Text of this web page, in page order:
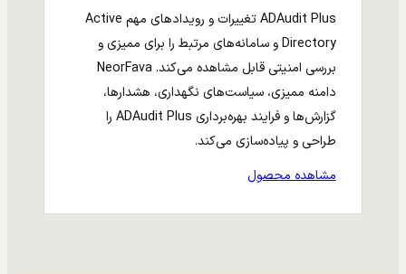
ADAudit Plus تغییرات و رویدادهای مهم Active
Directory و سامانه‌های مرتبط را برای ممیزی و
بررسی امنیتی قابل مشاهده می‌کند. NeorFava
دامنه ممیزی، سیاست‌های نگهداری، هشدارها،
گزارش‌ها و فرایند بهره‌برداری ADAudit Plus را
طراحی و پیاده‌سازی می‌کند.
مشاهده محصول